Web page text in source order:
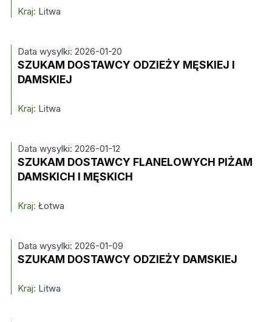
Kraj: Litwa
Data wysylki: 2026-01-20
SZUKAM DOSTAWCY ODZIEŻY MĘSKIEJ I
DAMSKIEJ
Kraj: Litwa
Data wysylki: 2026-01-12
SZUKAM DOSTAWCY FLANELOWYCH PIŻAM
DAMSKICH I MĘSKICH
Kraj: Łotwa
Data wysylki: 2026-01-09
SZUKAM DOSTAWCY ODZIEŻY DAMSKIEJ
Kraj: Litwa